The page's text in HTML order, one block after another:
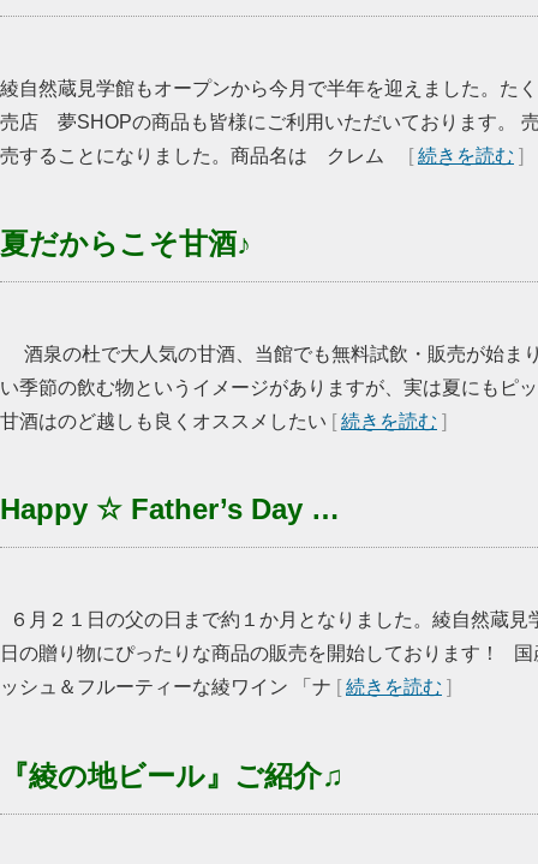
綾自然蔵見学館もオープンから今月で半年を迎えました。た
売店 夢SHOPの商品も皆様にご利用いただいております
売することになりました。商品名は クレム
[続きを読む ]
夏だからこそ甘酒♪
酒泉の杜で大人気の甘酒、当館でも無料試飲・販売が
い季節の飲む物というイメージがありますが、実は夏にも
甘酒はのど越しも良くオススメしたい [続きを読む ]
Happy ☆ Father’s Day …
６月２１日の父の日まで約１か月となりました。綾自然蔵
日の贈り物にぴったりな商品の販売を開始しております！
ッシュ＆フルーティーな綾ワイン 「ナ [続きを読む ]
『綾の地ビール』ご紹介♫